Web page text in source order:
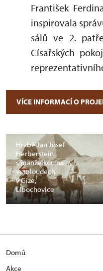
František
inspirovala
sálů ve 2.
Císařských
VÍCE INFORMACÍ O
Hrabě Jan Josef
Herberstein
s manželkou na
velbloudech
v Gíze,
Libochovice
Domů
Akce